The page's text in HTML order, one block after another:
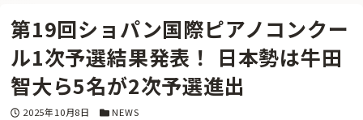
第19回ショパン国際ピアノコンクー
ル1次予選結果発表！ 日本勢は牛田
智大ら5名が2次予選進出
投稿日
2025年10月8日 カテゴリー
NEWS